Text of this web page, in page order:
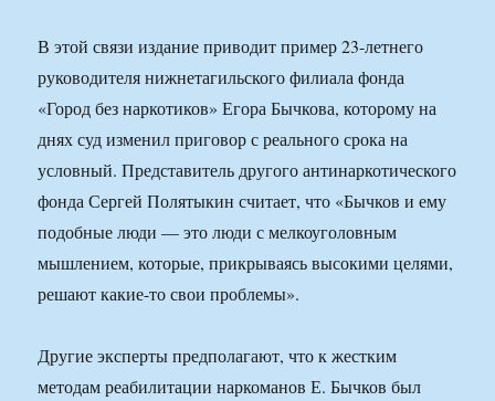
В этой связи издание приводит пример 23-летнего
руководителя нижнетагильского филиала фонда
«Город без наркотиков» Егора Бычкова, которому на
днях суд изменил приговор с реального срока на
условный. Представитель другого антинаркотического
фонда Сергей Полятыкин считает, что «Бычков и ему
подобные люди — это люди с мелкоуголовным
мышлением, которые, прикрываясь высокими целями,
решают какие-то свои проблемы».
Другие эксперты предполагают, что к жестким
методам реабилитации наркоманов Е. Бычков был